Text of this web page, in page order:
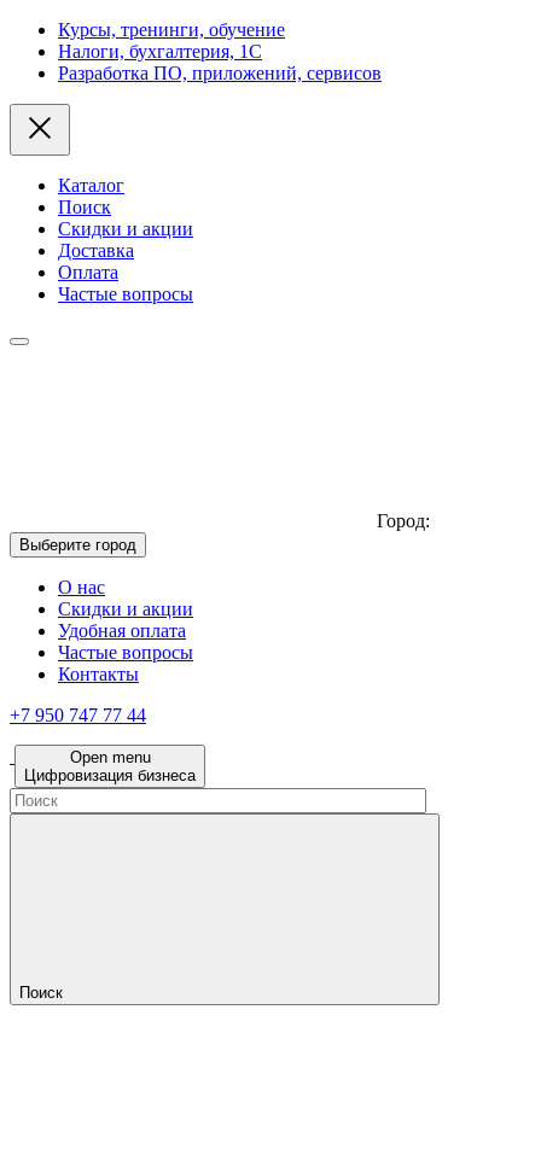
Курсы, тренинги, обучение
Налоги, бухгалтерия, 1С
Разработка ПО, приложений, сервисов
Каталог
Поиск
Скидки и акции
Доставка
Оплата
Частые вопросы
Город:
Выберите город
О нас
Скидки и акции
Удобная оплата
Частые вопросы
Контакты
+7 950 747 77 44
Open menu
Цифровизация бизнеса
Поиск